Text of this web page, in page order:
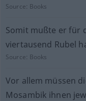
Source: Books
Somit mußte er für
viertausend Rubel
Source: Books
Vor allem müssen
Mosambik ihnen